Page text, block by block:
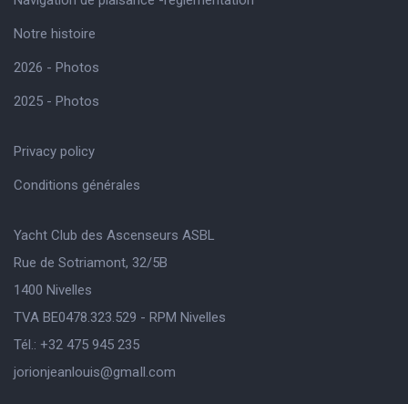
Notre histoire
2026 - Photos
2025 - Photos
Privacy policy
Conditions générales
Yacht Club des Ascenseurs ASBL
Rue de Sotriamont, 32/5B
1400 Nivelles
TVA BE0478.323.529 - RPM Nivelles
Tél.: +32 475 945 235
jorionjeanlouis@gmaIl.com